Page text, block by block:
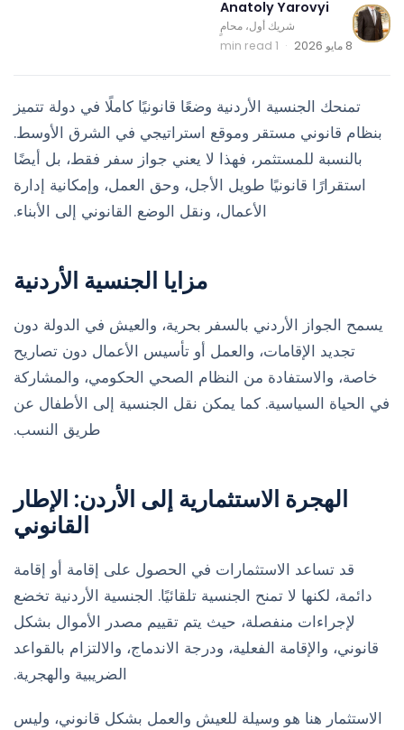
Anatoly Yarovyi
شريك أول، محامٍ
8 مايو 2026 ·
1 min read
تمنحك الجنسية الأردنية وضعًا قانونيًا كاملًا في دولة تتميز
بنظام قانوني مستقر وموقع استراتيجي في الشرق الأوسط.
بالنسبة للمستثمر، فهذا لا يعني جواز سفر فقط، بل أيضًا
استقرارًا قانونيًا طويل الأجل، وحق العمل، وإمكانية إدارة
الأعمال، ونقل الوضع القانوني إلى الأبناء.
مزايا الجنسية الأردنية
يسمح الجواز الأردني بالسفر بحرية، والعيش في الدولة دون
تجديد الإقامات، والعمل أو تأسيس الأعمال دون تصاريح
خاصة، والاستفادة من النظام الصحي الحكومي، والمشاركة
في الحياة السياسية. كما يمكن نقل الجنسية إلى الأطفال عن
طريق النسب.
الهجرة الاستثمارية إلى الأردن: الإطار
القانوني
قد تساعد الاستثمارات في الحصول على إقامة أو إقامة
دائمة، لكنها لا تمنح الجنسية تلقائيًا. الجنسية الأردنية تخضع
لإجراءات منفصلة، حيث يتم تقييم مصدر الأموال بشكل
قانوني، والإقامة الفعلية، ودرجة الاندماج، والالتزام بالقواعد
الضريبية والهجرية.
الاستثمار هنا هو وسيلة للعيش والعمل بشكل قانوني، وليس